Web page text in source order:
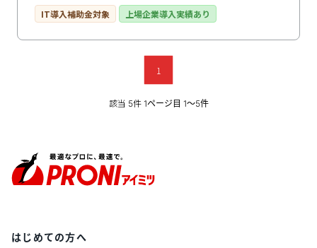
に、各機能が連動するタレントマネジメントサイクルを
事制度改革のコンサルティングも提供し、経営者の方針
を全社員に浸透させ、企業文化として定着させます。
IT導入補助金対象 上場企業導入実績あり
1
該当 5件 1ページ目 1〜5件
はじめての方へ